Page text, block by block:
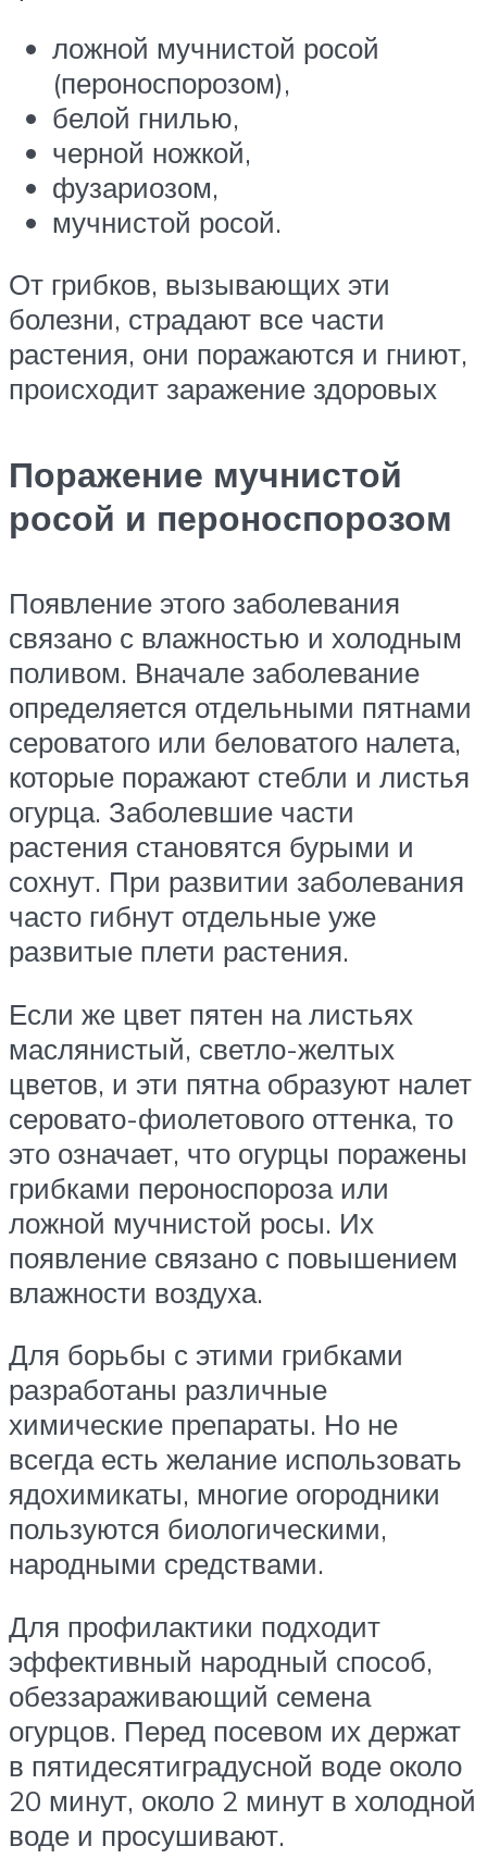
ложной мучнистой росой
(пероноспорозом),
белой гнилью,
черной ножкой,
фузариозом,
мучнистой росой.
От грибков, вызывающих эти
болезни, страдают все части
растения, они поражаются и гниют,
происходит заражение здоровых
Поражение мучнистой
росой и пероноспорозом
Появление этого заболевания
связано с влажностью и холодным
поливом. Вначале заболевание
определяется отдельными пятнами
сероватого или беловатого налета,
которые поражают стебли и листья
огурца. Заболевшие части
растения становятся бурыми и
сохнут. При развитии заболевания
часто гибнут отдельные уже
развитые плети растения.
Если же цвет пятен на листьях
маслянистый, светло-желтых
цветов, и эти пятна образуют налет
серовато-фиолетового оттенка, то
это означает, что огурцы поражены
грибками пероноспороза или
ложной мучнистой росы. Их
появление связано с повышением
влажности воздуха.
Для борьбы с этими грибками
разработаны различные
химические препараты. Но не
всегда есть желание использовать
ядохимикаты, многие огородники
пользуются биологическими,
народными средствами.
Для профилактики подходит
эффективный народный способ,
обеззараживающий семена
огурцов. Перед посевом их держат
в пятидесятиградусной воде около
20 минут, около 2 минут в холодной
воде и просушивают.